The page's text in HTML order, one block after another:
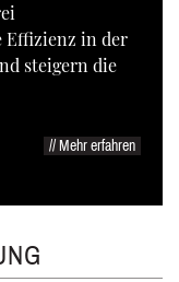
Effizienz in der
steigern die
// Mehr erfahren